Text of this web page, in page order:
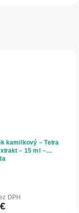
kamilkový – Tetra
– 15 ml –
DPH